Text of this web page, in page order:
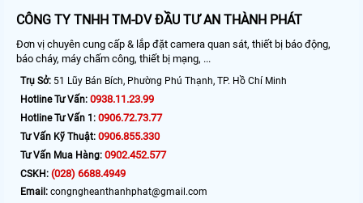
CÔNG TY TNHH TM-DV ĐẦU TƯ AN THÀNH PHÁT
Đơn vị chuyên cung cấp & lắp đặt camera quan sát, thiết bị báo động,
báo cháy, máy chấm công, thiết bị mạng, ...
Trụ Sở: 51 Lũy Bán Bích, Phường Phú Thạnh, TP. Hồ Chí Minh
Hotline Tư Vấn: 0938.11.23.99
Hotline Tư Vấn 1: 0906.72.73.77
Tư Vấn Kỹ Thuật: 0906.855.330
Tư Vấn Mua Hàng: 0902.452.577
CSKH: (028) 6688.4949
Email: congngheanthanhphat@gmail.com